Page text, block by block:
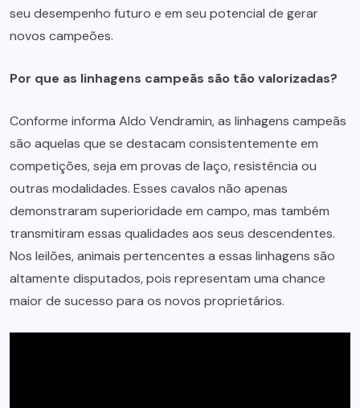
seu desempenho futuro e em seu potencial de gerar
novos campeões.
Por que as linhagens campeãs são tão valorizadas?
Conforme informa Aldo Vendramin, as linhagens campeãs
são aquelas que se destacam consistentemente em
competições, seja em provas de laço, resistência ou
outras modalidades. Esses cavalos não apenas
demonstraram superioridade em campo, mas também
transmitiram essas qualidades aos seus descendentes.
Nos leilões, animais pertencentes a essas linhagens são
altamente disputados, pois representam uma chance
maior de sucesso para os novos proprietários.